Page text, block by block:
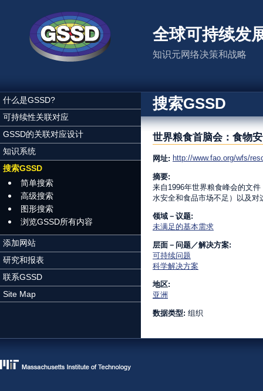
全球可持续发
知识元网络决策和战略
什么是GSSD?
可持续性关联对应
GSSD的关联对应设计
知识系统
搜索GSSD
简单搜索
高级搜索
图形搜索
浏览GSSD所有内容
添加网站
研究和报表
联系GSSD
Site Map
搜索GSSD
世界粮食首脑会：食物
网址: http://www.fao.org/wfs/
摘要:
来自1996年世界粮食峰会的文
水安全和食品市场不足）以及
领域－议题:
未满足的基本需求
层面－问题／解决方案:
可持续问题
科学解决方案
地区:
亚洲
数据类型: 组织